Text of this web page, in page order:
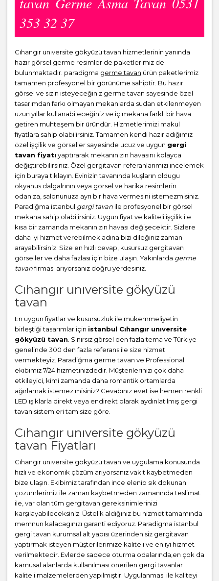
353 32 37
Cıhangır unıversite gökyüzü tavan hizmetlerinin yanında
hazır görsel germe resimler de paketlerimiz de
bulunmaktadır. paradigma germe tavan ürün paketlerimiz
tamamen profesyonel bir görünüme sahiptir. Bu hazır
görsel ve sizin isteyeceğiniz germe tavan sayesinde özel
tasarımdan farkı olmayan mekanlarda sudan etkilenmeyen
uzun yıllar kullanabileceğiniz ve iç mekana farklı bir hava
getiren muhteşem bir üründür. Hizmetlerimizi makul
fiyatlara sahip olabilirsiniz. Tamamen kendi hazırladığımız
özel işçilik ve görseller sayesinde ucuz ve uygun gergi
tavan fiyatı yaptırarak mekanınızın havasını kolayca
değiştirebilirsiniz. Özel gergitavan referanlarımızı incelemek
için buraya tıklayın. Evinizin tavanında kuşların oldugu
okyanus dalgalrının veya görsel ve harika resimlerin
odanıza, salonunuza ayrı bir hava vermesini istemezmisiniz.
Paradiğma istanbul gergi tavan ile profesyonel bir görsel
mekana sahip olabilirsiniz. Uygun fiyat ve kaliteli işçilik ile
kısa bir zamanda mekanınızın havası değişecektir. Sizlere
daha iyi hizmet verebilmek adına bizi dileğiniz zaman
arayabilirsiniz. Size en hızlı cevap, kusursuz gergitavan
görseller ve daha fazlası için bize ulaşın. Yakınlarda germe
tavanfirması arıyorsanız doğru yerdesiniz.
Cıhangır unıversite gökyüzü
tavan
En uygun fiyatlar ve kusursuzluk ile mükemmeliyetin
birleştiği tasarımlar için istanbul Cıhangır unıversite
gökyüzü tavan . Sınırsız görsel den fazla tema ve Türkiye
genelinde 300 den fazla referans ile size hizmet
vermekteyiz. Paradiğma germe tavan ve Professional
ekibimiz 7/24 hizmetinizdedir. Müşterilerinizi çok daha
etkileyici, kimi zamanda daha romantik ortamlarda
ağırlamak istemez misiniz? Cevabınız evet ise hemen renkli
LED ışıklarla direkt veya endirekt olarak aydınlatılmış gergi
tavan sistemleri tam size göre.
Cıhangır unıversite gökyüzü
tavan Fiyatları
Cıhangır unıversite gökyüzü tavan ve uygulama konusunda
hızlı ve ekonomik çözüm arıyorsanız vakit kaybetmeden
bize ulaşın. Ekibimiz tarafından ince elenip sık dokunan
çözümlerimiz ile zaman kaybetmeden zamanında teslimat
ile, var olan tüm gergitavan gereksinimlerinizi
karşılayabileceksiniz. Üstelik aldığınız bu hizmet tamamında
memnun kalacagınızı garanti ediyoruz. Paradigma istanbul
gergi tavan kurumsal alt yapısı üzerinden siz gergitavan
yaptırmak isteyen müşterilerimize kaliteli ve en iyi hizmet
verilmektedir. Evlerde sadece oturma odalarında,en çok da
kamusal alanlarda kullanılması önerilen gergi tavanlar
kaliteli malzemelerden yapılmıştır. Uygulanması ile kaliteyi